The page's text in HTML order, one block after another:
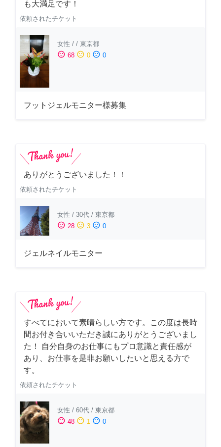
も大満足です！
依頼されたチケット
女性 / / 東京都
sentiment_satisfied 68 sentiment_neutral 0 sentiment_dissatisfied 0
フットジェルモニター様募集
ありがとうございました！！
依頼されたチケット
女性 / 30代 / 東京都
sentiment_satisfied 28 sentiment_neutral 3 sentiment_dissatisfied 0
ジェルネイルモニター
すべてにおいて素晴らしい方です。この度は長時
間お付き合いいただき誠にありがとうございまし
た！ 自分自身のお仕事にもプロ意識と責任感が
あり、お仕事を是非お願いしたいと思える方で
す。
依頼されたチケット
女性 / 60代 / 東京都
sentiment_satisfied 48 sentiment_neutral 1 sentiment_dissatisfied 0